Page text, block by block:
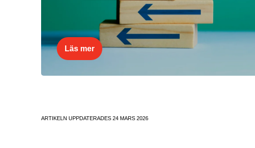
Läs mer
ARTIKELN UPPDATERADES 24 MARS 2026